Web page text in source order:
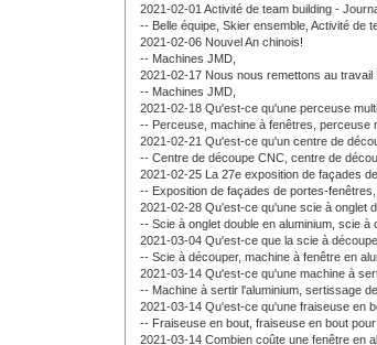
2021-02-01 Activité de team building -
-- Belle équipe, Skier ensemble, Activité de
2021-02-06 Nouvel An chinois!
-- Machines JMD,
2021-02-17 Nous nous remettons au travail !
-- Machines JMD,
2021-02-18 Qu'est-ce qu'une perceuse
-- Perceuse, machine à fenêtres, perceuse
2021-02-21 Qu'est-ce qu'un centre de
-- Centre de découpe CNC, centre de
2021-02-25 La 27e exposition de façades
-- Exposition de façades de portes-fenêtres,
2021-02-28 Qu'est-ce qu'une scie à onglet
-- Scie à onglet double en aluminium, scie à
2021-03-04 Qu'est-ce que la scie à
-- Scie à découper, machine à fenêtre en
2021-03-14 Qu'est-ce qu'une machine à
-- Machine à sertir l'aluminium, sertissage
2021-03-14 Qu'est-ce qu'une fraiseuse en
-- Fraiseuse en bout, fraiseuse en bout pour
2021-03-14 Combien coûte une fenêtre en